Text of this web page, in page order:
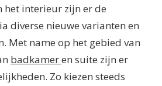
het interieur zijn er de
diverse nieuwe varianten en
Met name op het gebied van
badkameren suite zijn er
Zo kiezen steeds